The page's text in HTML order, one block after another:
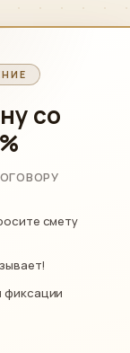
со
смету
фиксации